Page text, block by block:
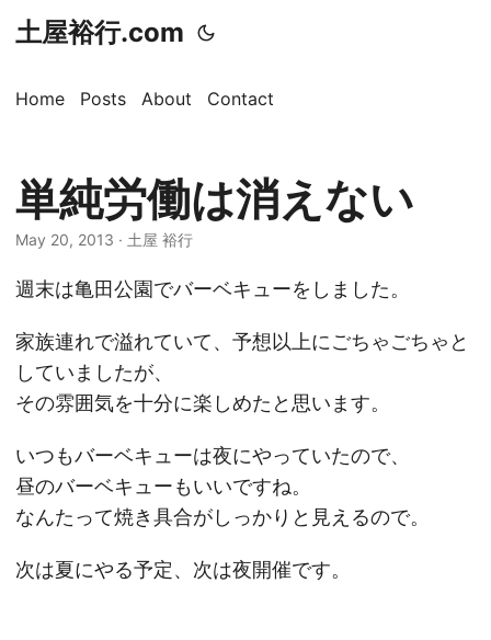
土屋裕行.com
Home Posts About Contact
単純労働は消えない
May 20, 2013 · 土屋 裕行
週末は亀田公園でバーベキューをしました。
家族連れで溢れていて、予想以上にごちゃごちゃと
していましたが、
その雰囲気を十分に楽しめたと思います。
いつもバーベキューは夜にやっていたので、
昼のバーベキューもいいですね。
なんたって焼き具合がしっかりと見えるので。
次は夏にやる予定、次は夜開催です。